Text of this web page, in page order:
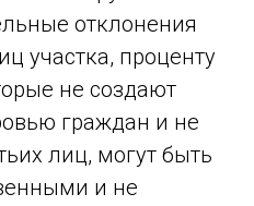
отклонения
участка, проценту
не создают
граждан и не
лиц, могут быть
и не